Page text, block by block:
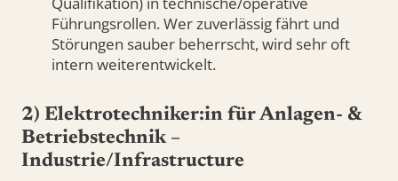
Führungsrollen. Wer zuverlässig fährt und
Störungen sauber beherrscht, wird sehr oft
intern weiterentwickelt.
2) Elektrotechniker:in für Anlagen- &
Betriebstechnik –
Industrie/Infrastructure